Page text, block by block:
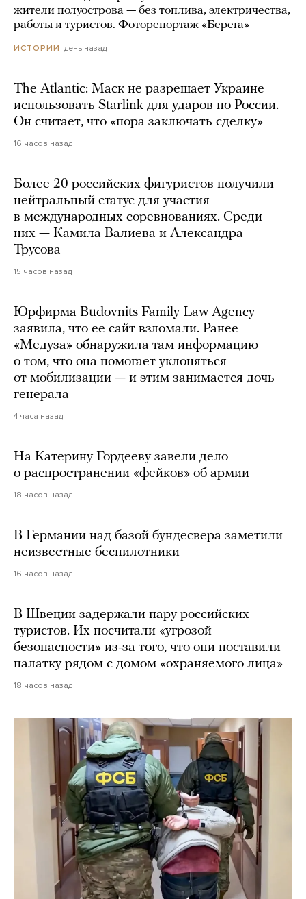
жители полуострова — без топлива, электричества,
работы и туристов. Фоторепортаж «Берега»
ИСТОРИИ день назад
The Atlantic: Маск не разрешает Украине
использовать Starlink для ударов по России.
Он считает, что «пора заключать сделку»
16 часов назад
Более 20 российских фигуристов получили
нейтральный статус для участия
в международных соревнованиях. Среди
них — Камила Валиева и Александра
Трусова
15 часов назад
Юрфирма Budovnits Family Law Agency
заявила, что ее сайт взломали. Ранее
«Медуза» обнаружила там информацию
о том, что она помогает уклоняться
от мобилизации — и этим занимается дочь
генерала
4 часа назад
На Катерину Гордееву завели дело
о распространении «фейков» об армии
18 часов назад
В Германии над базой бундесвера заметили
неизвестные беспилотники
16 часов назад
В Швеции задержали пару российских
туристов. Их посчитали «угрозой
безопасности» из-за того, что они поставили
палатку рядом с домом «охраняемого лица»
18 часов назад